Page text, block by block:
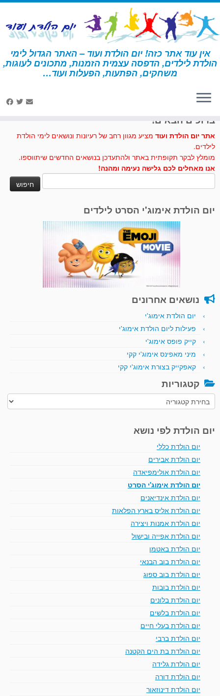
דלג
לתוכן
אין עוד אתר כזה! יום הולדת ועוד – האתר הגדול לימי
הולדת לילדים, הדפסה עצמית הזמנות, מתכונים לעוגות,
משחקים, הפתעות, הפעלות ועוד… דף הבית » הפתעות ליום הולדת » הפתעות ליום הולדת פיג'מות
ברוכים הבאים!
אתר יום הולדת ועוד מציע מגוון רחב של רעיונות ונושאים לימי הולדת
לילדים.
מומלץ לבקר תקופתית באתר ולהתעדכן בנושאים החדשים שיתווספו.
אנו מאחלים לכם גלישה נעימה ומהנה!
יום הולדת אימוג'י הסרט לילדים
נושאים אחרונים
יום הולדת אימוג'י
פעילות ליום הולדת אימוג'י
קייק פופס אימוג'י
מיני מאפינס אימוג'י קקי
קאפקייק בצורת אימוג'י קקי
קטגוריות
קטגוריות
יום הולדת לפי נושא
יום הולדת כללי
יום הולדת אבירים
יום הולדת אולימפיאדה
יום הולדת אימוג'י הסרט
יום הולדת אינדיאנים
יום הולדת אליס בארץ הפלאות
יום הולדת אמנות ויצירה
יום הולדת אפייה ובישול
יום הולדת באטמן
יום הולדת בוב הבנאי
יום הולדת בוב ספוג
יום הולדת בובות
יום הולדת בלונים
יום הולדת בלשים
יום הולדת בעלי חיים
יום הולדת ברבי
יום הולדת בת הים הקטנה
יום הולדת גלידה
יום הולדת דורה
יום הולדת דינוזאור